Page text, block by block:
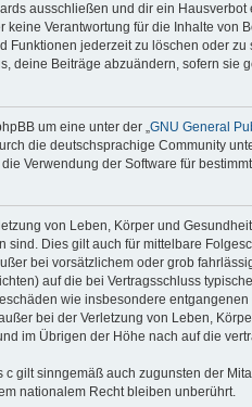
ausschließen und dir ein Hausverbot
keine Verantwortung für die Inhalte
Funktionen jederzeit zu löschen oder zu
deine Beiträge abzuändern, sofern
um eine unter der „ GNU General
die deutschsprachige Community
Verwendung der Software für
von Leben, Körper und
sind. Dies gilt auch für mittelbare
bei vorsätzlichem oder grob
auf die bei Vertragsschluss
wie insbesondere entgangenen
bei der Verletzung von Leben,
im Übrigen der Höhe nach auf die
c gilt sinngemäß auch zugunsten der
nationalem Recht bleiben unberührt.